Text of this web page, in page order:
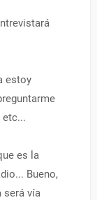
estoy
etc...
es la
Bueno,
será vía